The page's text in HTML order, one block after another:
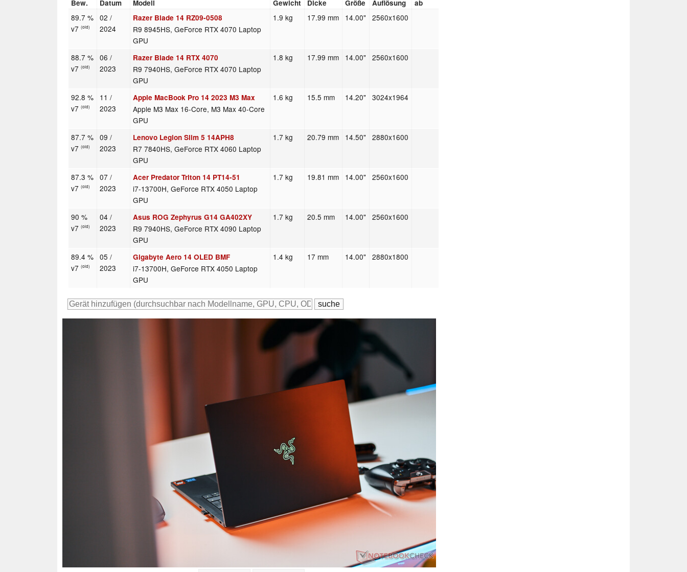
Bew. Datum Modell Gewicht Dicke Größe Auflösung
ab
89.7 %
v7(old)
02 /
2024
Razer Blade 14 RZ09-0508
R9 8945HS, GeForce RTX 4070 Laptop
GPU
1.9 kg 17.99 mm 14.00" 2560x1600
88.7 %
v7(old)
06 /
2023
Razer Blade 14 RTX 4070
R9 7940HS, GeForce RTX 4070 Laptop
GPU
1.8 kg 17.99 mm 14.00" 2560x1600
92.8 %
v7(old)
11 /
2023
Apple MacBook Pro 14 2023 M3 Max
Apple M3 Max 16-Core, M3 Max 40-Core
GPU
1.6 kg 15.5 mm 14.20" 3024x1964
87.7 %
v7(old)
09 /
2023
Lenovo Legion Slim 5 14APH8
R7 7840HS, GeForce RTX 4060 Laptop
GPU
1.7 kg 20.79 mm 14.50" 2880x1600
87.3 %
v7(old)
07 /
2023
Acer Predator Triton 14 PT14-51
i7-13700H, GeForce RTX 4050 Laptop
GPU
1.7 kg 19.81 mm 14.00" 2560x1600
90 %
v7(old)
04 /
2023
Asus ROG Zephyrus G14 GA402XY
R9 7940HS, GeForce RTX 4090 Laptop
GPU
1.7 kg 20.5 mm 14.00" 2560x1600
89.4 %
v7(old)
05 /
2023
Gigabyte Aero 14 OLED BMF
i7-13700H, GeForce RTX 4050 Laptop
GPU
1.4 kg 17 mm 14.00" 2880x1800